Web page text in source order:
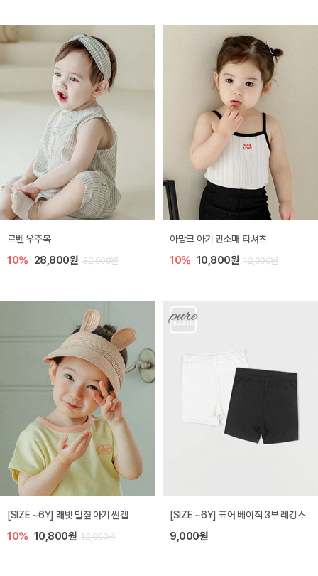
르벤 우주복
10% 28,800원 32,000원
아망크 아기 민소매 티셔츠
10% 10,800원 12,000원
[SIZE ~6Y] 래빗 밀짚 아기 썬캡
10% 10,800원 12,000원
[SIZE ~6Y] 퓨어 베이직 3부 레깅스
9,000원